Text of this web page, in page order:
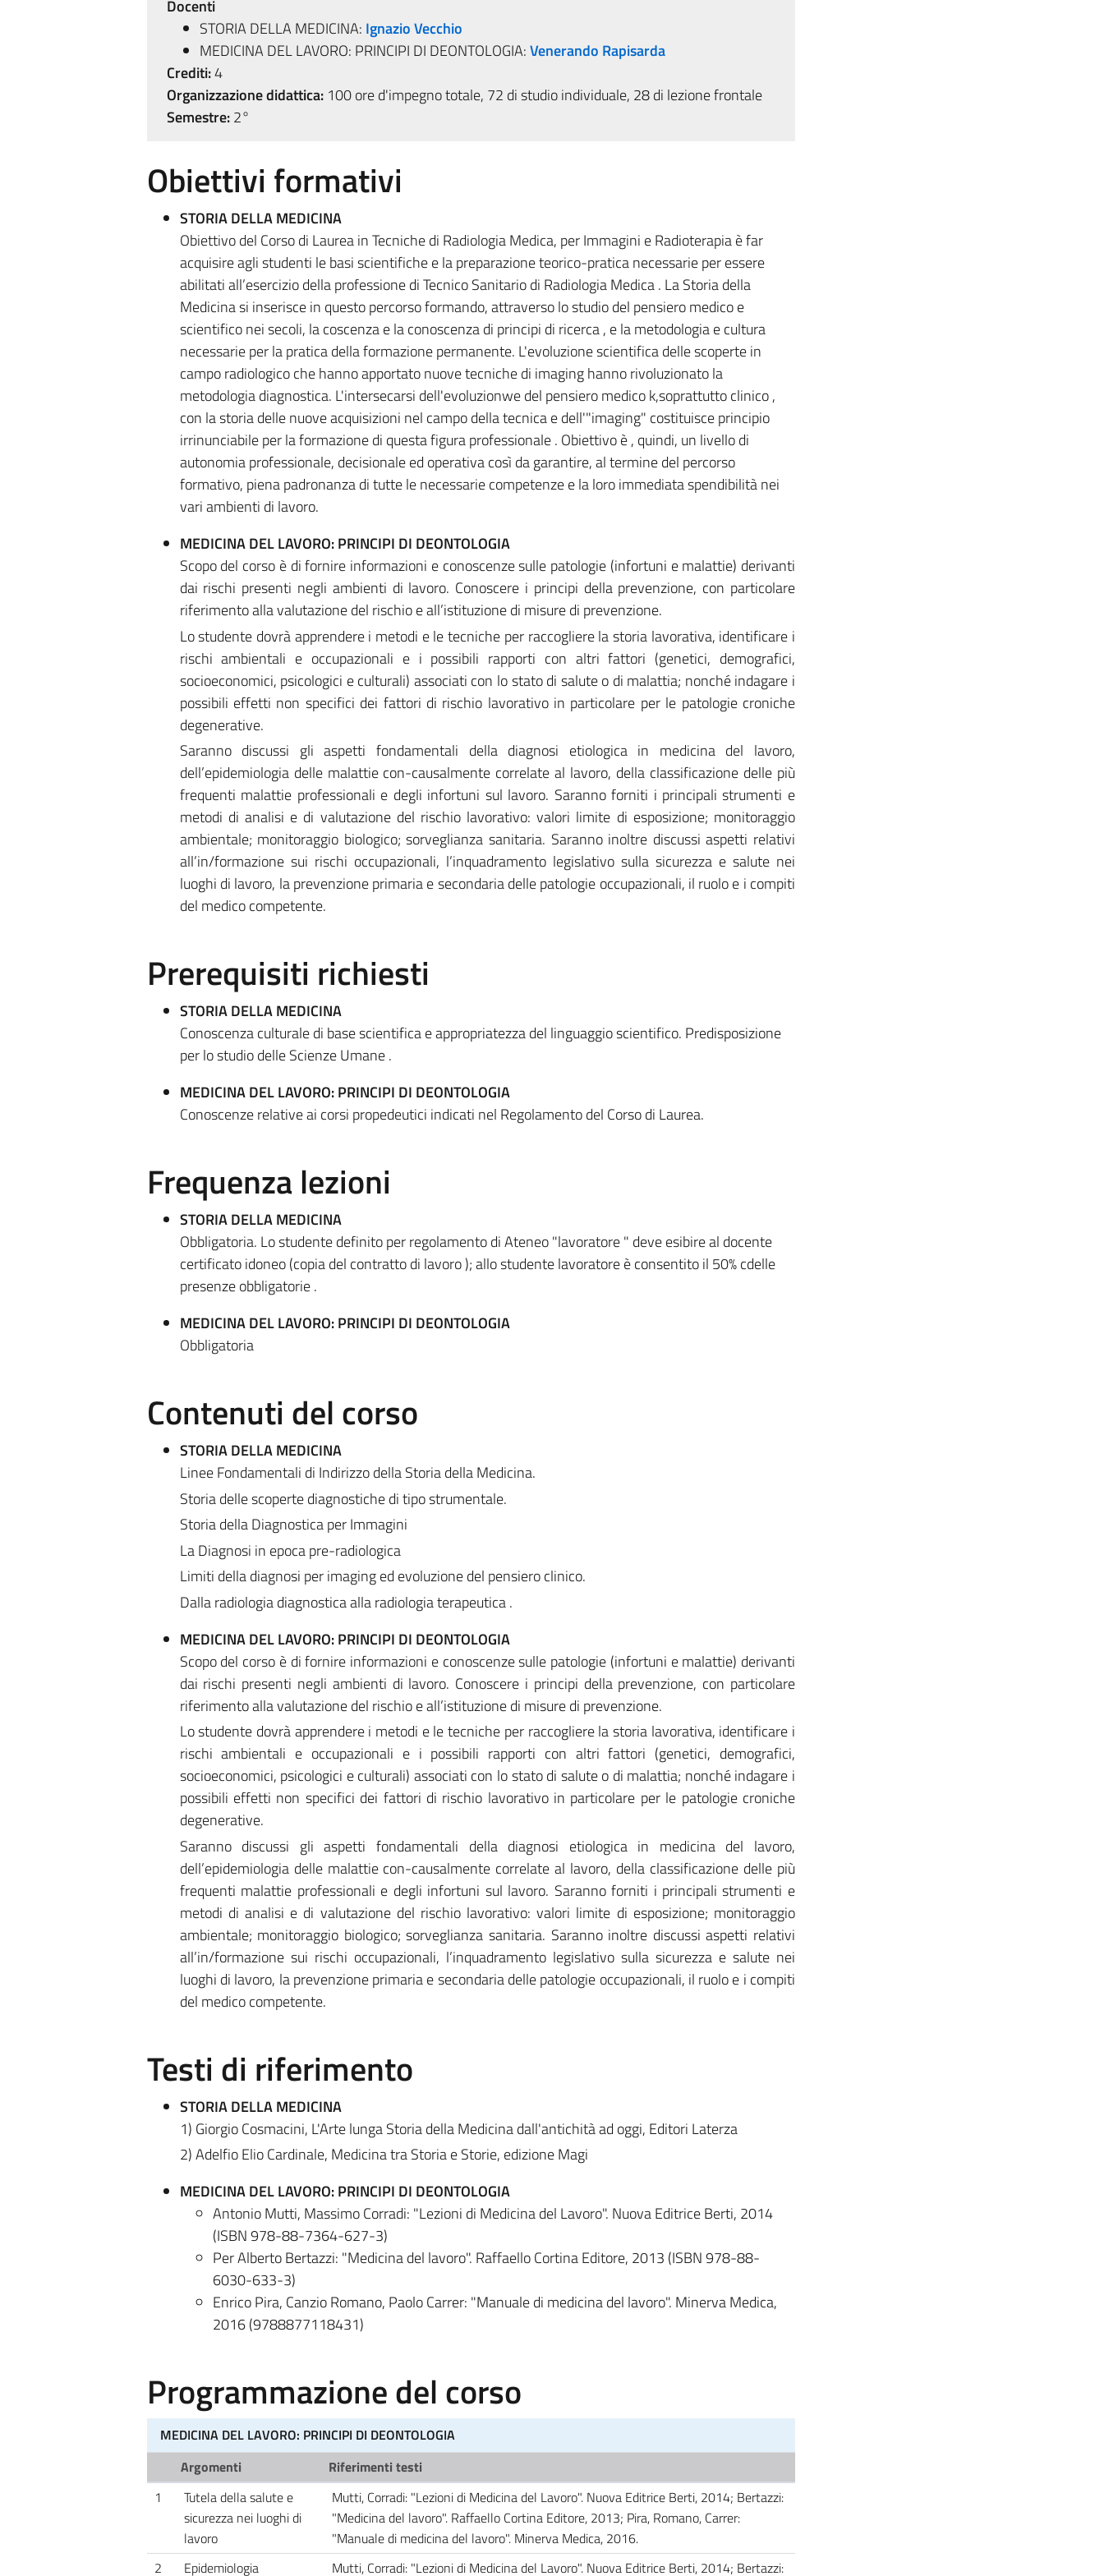
Docenti
STORIA DELLA MEDICINA: Ignazio Vecchio
MEDICINA DEL LAVORO: PRINCIPI DI DEONTOLOGIA:Venerando Rapisarda
Crediti:4
Organizzazione didattica:100 ore d'impegno totale, 72 di studio individuale, 28 di lezione frontale
Semestre:2°
Obiettivi formativi
STORIA DELLA MEDICINA
Obiettivo del Corso di Laurea in Tecniche di Radiologia Medica, per Immagini e Radioterapia è far
acquisire agli studenti le basi scientifiche e la preparazione teorico-pratica necessarie per essere
abilitati all’esercizio della professione di Tecnico Sanitario di Radiologia Medica . La Storia della
Medicina si inserisce in questo percorso formando, attraverso lo studio del pensiero medico e
scientifico nei secoli, la coscenza e la conoscenza di principi di ricerca , e la metodologia e cultura
necessarie per la pratica della formazione permanente. L'evoluzione scientifica delle scoperte in
campo radiologico che hanno apportato nuove tecniche di imaging hanno rivoluzionato la
metodologia diagnostica. L'intersecarsi dell'evoluzionwe del pensiero medico k,soprattutto clinico ,
con la storia delle nuove acquisizioni nel campo della tecnica e dell'"imaging" costituisce principio
irrinunciabile per la formazione di questa figura professionale . Obiettivo è , quindi, un livello di
autonomia professionale, decisionale ed operativa così da garantire, al termine del percorso
formativo, piena padronanza di tutte le necessarie competenze e la loro immediata spendibilità nei
vari ambienti di lavoro.
MEDICINA DEL LAVORO: PRINCIPI DI DEONTOLOGIA
Scopo del corso è di fornire informazioni e conoscenze sulle patologie (infortuni e malattie) derivanti
dai rischi presenti negli ambienti di lavoro. Conoscere i principi della prevenzione, con particolare
riferimento alla valutazione del rischio e all’istituzione di misure di prevenzione.
Lo studente dovrà apprendere i metodi e le tecniche per raccogliere la storia lavorativa, identificare i
rischi ambientali e occupazionali e i possibili rapporti con altri fattori (genetici, demografici,
socioeconomici, psicologici e culturali) associati con lo stato di salute o di malattia; nonché indagare i
possibili effetti non specifici dei fattori di rischio lavorativo in particolare per le patologie croniche
degenerative.
Saranno discussi gli aspetti fondamentali della diagnosi etiologica in medicina del lavoro,
dell’epidemiologia delle malattie con-causalmente correlate al lavoro, della classificazione delle più
frequenti malattie professionali e degli infortuni sul lavoro. Saranno forniti i principali strumenti e
metodi di analisi e di valutazione del rischio lavorativo: valori limite di esposizione; monitoraggio
ambientale; monitoraggio biologico; sorveglianza sanitaria. Saranno inoltre discussi aspetti relativi
all’in/formazione sui rischi occupazionali, l’inquadramento legislativo sulla sicurezza e salute nei
luoghi di lavoro, la prevenzione primaria e secondaria delle patologie occupazionali, il ruolo e i compiti
del medico competente.
Prerequisiti richiesti
STORIA DELLA MEDICINA
Conoscenza culturale di base scientifica e appropriatezza del linguaggio scientifico. Predisposizione
per lo studio delle Scienze Umane .
MEDICINA DEL LAVORO: PRINCIPI DI DEONTOLOGIA
Conoscenze relative ai corsi propedeutici indicati nel Regolamento del Corso di Laurea.
Frequenza lezioni
STORIA DELLA MEDICINA
Obbligatoria. Lo studente definito per regolamento di Ateneo "lavoratore " deve esibire al docente
certificato idoneo (copia del contratto di lavoro ); allo studente lavoratore è consentito il 50% cdelle
presenze obbligatorie .
MEDICINA DEL LAVORO: PRINCIPI DI DEONTOLOGIA
Obbligatoria
Contenuti del corso
STORIA DELLA MEDICINA
Linee Fondamentali di Indirizzo della Storia della Medicina.
Storia delle scoperte diagnostiche di tipo strumentale.
Storia della Diagnostica per Immagini
La Diagnosi in epoca pre-radiologica
Limiti della diagnosi per imaging ed evoluzione del pensiero clinico.
Dalla radiologia diagnostica alla radiologia terapeutica .
MEDICINA DEL LAVORO: PRINCIPI DI DEONTOLOGIA
Scopo del corso è di fornire informazioni e conoscenze sulle patologie (infortuni e malattie) derivanti
dai rischi presenti negli ambienti di lavoro. Conoscere i principi della prevenzione, con particolare
riferimento alla valutazione del rischio e all’istituzione di misure di prevenzione.
Lo studente dovrà apprendere i metodi e le tecniche per raccogliere la storia lavorativa, identificare i
rischi ambientali e occupazionali e i possibili rapporti con altri fattori (genetici, demografici,
socioeconomici, psicologici e culturali) associati con lo stato di salute o di malattia; nonché indagare i
possibili effetti non specifici dei fattori di rischio lavorativo in particolare per le patologie croniche
degenerative.
Saranno discussi gli aspetti fondamentali della diagnosi etiologica in medicina del lavoro,
dell’epidemiologia delle malattie con-causalmente correlate al lavoro, della classificazione delle più
frequenti malattie professionali e degli infortuni sul lavoro. Saranno forniti i principali strumenti e
metodi di analisi e di valutazione del rischio lavorativo: valori limite di esposizione; monitoraggio
ambientale; monitoraggio biologico; sorveglianza sanitaria. Saranno inoltre discussi aspetti relativi
all’in/formazione sui rischi occupazionali, l’inquadramento legislativo sulla sicurezza e salute nei
luoghi di lavoro, la prevenzione primaria e secondaria delle patologie occupazionali, il ruolo e i compiti
del medico competente.
Testi di riferimento
STORIA DELLA MEDICINA
1) Giorgio Cosmacini, L'Arte lunga Storia della Medicina dall'antichità ad oggi, Editori Laterza
2) Adelfio Elio Cardinale, Medicina tra Storia e Storie, edizione Magi
MEDICINA DEL LAVORO: PRINCIPI DI DEONTOLOGIA
Antonio Mutti, Massimo Corradi: "Lezioni di Medicina del Lavoro". Nuova Editrice Berti, 2014
(ISBN 978-88-7364-627-3)
Per Alberto Bertazzi: "Medicina del lavoro". Raffaello Cortina Editore, 2013 (ISBN 978-88-
6030-633-3)
Enrico Pira, Canzio Romano, Paolo Carrer: "Manuale di medicina del lavoro". Minerva Medica,
2016 (9788877118431)
Programmazione del corso
MEDICINA DEL LAVORO: PRINCIPI DI DEONTOLOGIA
Argomenti
Riferimenti testi
1
Tutela della salute e
sicurezza nei luoghi di
lavoro
Mutti, Corradi: "Lezioni di Medicina del Lavoro". Nuova Editrice Berti, 2014; Bertazzi:
"Medicina del lavoro". Raffaello Cortina Editore, 2013; Pira, Romano, Carrer:
"Manuale di medicina del lavoro". Minerva Medica, 2016.
2
Epidemiologia Mutti, Corradi: "Lezioni di Medicina del Lavoro". Nuova Editrice Berti, 2014; Bertazzi: